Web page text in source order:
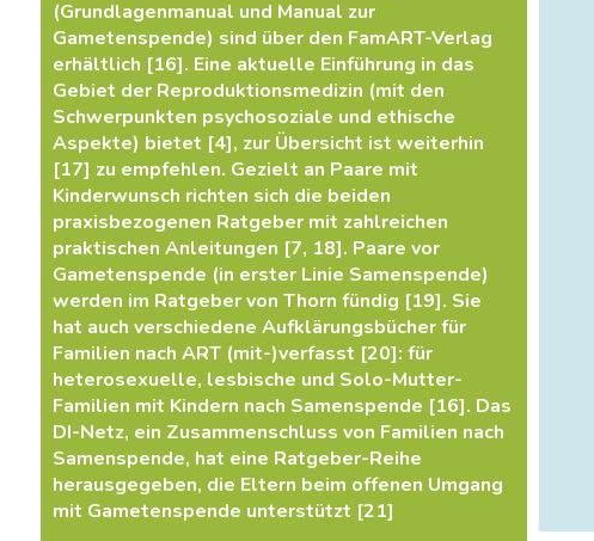
(Grundlagenmanual und Manual zur
Gametenspende) sind über den FamART-Verlag
erhältlich [16]. Eine aktuelle Einführung in das
Gebiet der Reproduktionsmedizin (mit den
Schwerpunkten psychosoziale und ethische
Aspekte) bietet [4], zur Übersicht ist weiterhin
[17] zu empfehlen. Gezielt an Paare mit
Kinderwunsch richten sich die beiden
praxisbezogenen Ratgeber mit zahlreichen
praktischen Anleitungen [7, 18]. Paare vor
Gametenspende (in erster Linie Samenspende)
werden im Ratgeber von Thorn fündig [19]. Sie
hat auch verschiedene Aufklärungsbücher für
Familien nach ART (mit-)verfasst [20]: für
heterosexuelle, lesbische und Solo-Mutter-
Familien mit Kindern nach Samenspende [16]. Das
DI-Netz, ein Zusammenschluss von Familien nach
Samenspende, hat eine Ratgeber-Reihe
herausgegeben, die Eltern beim offenen Umgang
mit Gametenspende unterstützt [21]